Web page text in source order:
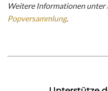
Weitere Informationen unter
Popversammlung.